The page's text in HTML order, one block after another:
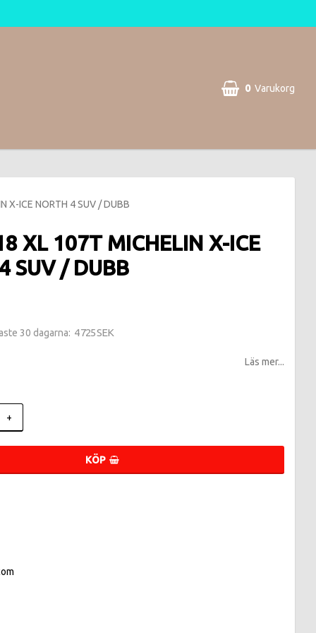
0 Varukorg
X-ICE NORTH 4 SUV / DUBB
XL 107T MICHELIN X-ICE
SUV / DUBB
30 dagarna 4 725 SEK
Läs mer...
+
KÖP